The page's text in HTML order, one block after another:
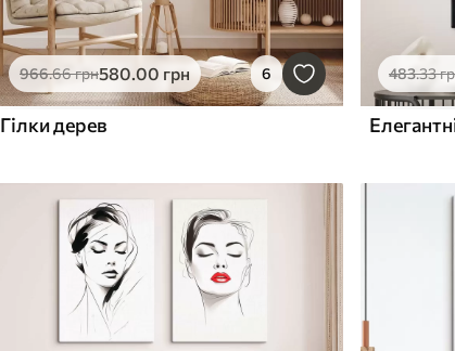
966.66грн580.00 грн 6
Гілки дерев
483.33